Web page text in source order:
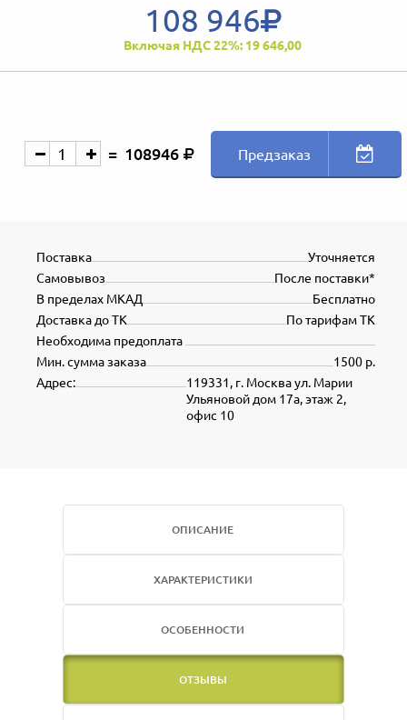
108 946
Включая НДС 22%: 19 646,00
108946 Предзаказ
Уточняется
Поставка
После поставки*
Самовывоз
Бесплатно
В пределах МКАД
По тарифам ТК
Доставка до ТК
Необходима предоплата
1500 р.
Мин. сумма заказа
119331, г. Москва ул. Марии
Ульяновой дом 17а, этаж 2,
офис 10
Адрес:
ОПИСАНИЕ
ХАРАКТЕРИСТИКИ
ОСОБЕННОСТИ
ОТЗЫВЫ